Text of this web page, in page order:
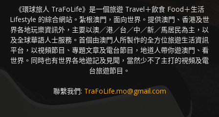
《環球旅人 TraFoLife》是一個旅遊 Travel＋飲食 Food＋生活
Lifestyle 的綜合網站。紮根澳門，面向世界。提供澳門、香港及世
界各地玩樂資訊外，主要以澳／港／台／中／新／馬居民為主，以
及全球華語人士服務。首個由澳門人所製作的全方位旅遊生活資訊
平台，以視頻節目、專題文章及電台節目，地道人帶你遊澳門、看
世界。同時也有世界各地遊記及見聞，當然少不了主打的視頻及電
台旅遊節目。
聯繫我們: TraFoLife.mo@gmail.com